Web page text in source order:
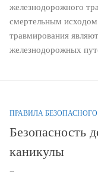
железнодорожного
смертельным
травмирования
железнодорожных
ПРАВИЛА
Безопасность
каникулы